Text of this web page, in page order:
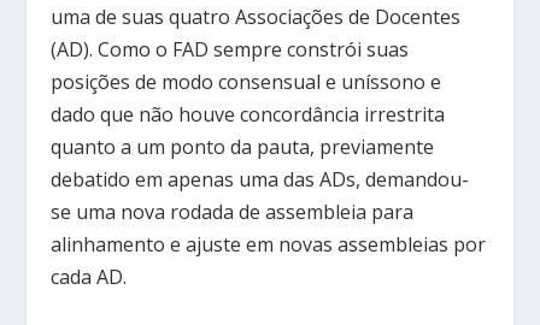
uma de suas quatro Associações de Docentes
(AD). Como o FAD sempre constrói suas
posições de modo consensual e uníssono e
dado que não houve concordância irrestrita
quanto a um ponto da pauta, previamente
debatido em apenas uma das ADs, demandou-
se uma nova rodada de assembleia para
alinhamento e ajuste em novas assembleias por
cada AD.